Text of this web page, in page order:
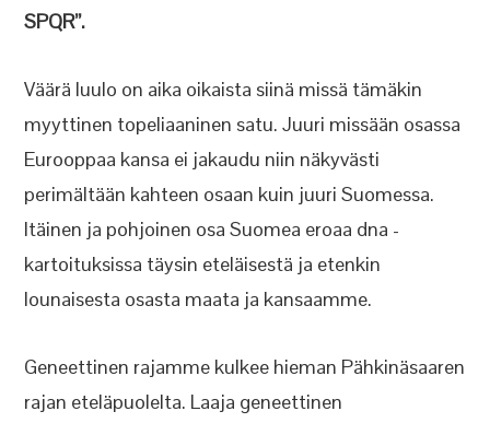
SPQR”.
Väärä luulo on aika oikaista siinä missä tämäkin
myyttinen topeliaaninen satu. Juuri missään osassa
Eurooppaa kansa ei jakaudu niin näkyvästi
perimältään kahteen osaan kuin juuri Suomessa.
Itäinen ja pohjoinen osa Suomea eroaa dna -
kartoituksissa täysin eteläisestä ja etenkin
lounaisesta osasta maata ja kansaamme.
Geneettinen rajamme kulkee hieman Pähkinäsaaren
rajan eteläpuolelta. Laaja geneettinen